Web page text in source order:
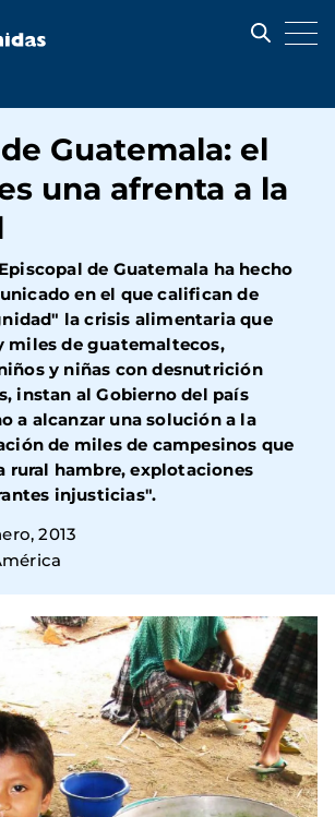
Guatemala: el
una afrenta a la
de Guatemala ha hecho
en el que califican de
la crisis alimentaria que
miles de guatemaltecos,
y niñas con desnutrición
instan al Gobierno del país
a alcanzar una solución a la
de miles de campesinos que
rural hambre, explotaciones
injusticias".
2013